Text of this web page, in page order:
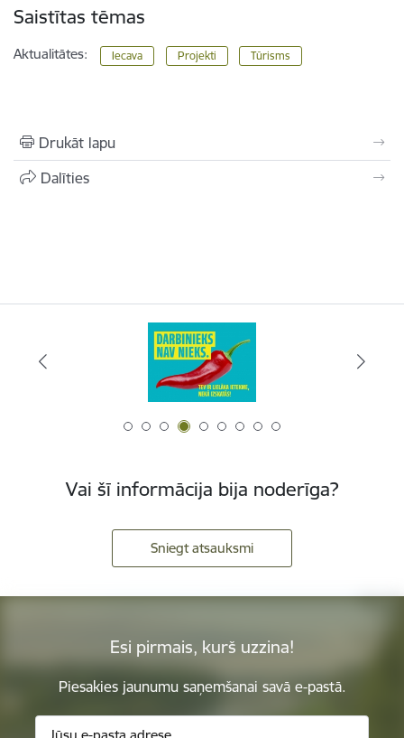
Saistītas tēmas
Aktualitātes: Iecava Projekti Tūrisms
Drukāt lapu
Dalīties
Vai šī informācija bija noderīga?
Sniegt atsauksmi
Esi pirmais, kurš uzzina!
Piesakies jaunumu saņemšanai savā e-pastā.